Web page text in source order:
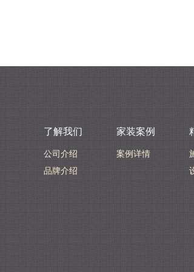
了解我们
公司介绍
品牌介绍
家装案例
案例详情